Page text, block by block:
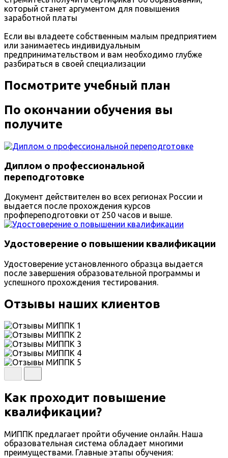
который станет аргументом для повышения
заработной платы
Если вы владеете собственным малым предприятием
или занимаетесь индивидуальным
предпринимательством и вам необходимо глубже
разбираться в своей специализации
Посмотрите учебный план
По окончании обучения вы
получите
Диплом о профессиональной
переподготовке
Документ действителен во всех регионах России и
выдается после прохождения курсов
профпереподготовки от 250 часов и выше.
Удостоверение о повышении квалификации
Удостоверение установленного образца выдается
после завершения образовательной программы и
успешного прохождения тестирования.
Отзывы наших клиентов
Как проходит повышение
квалификации?
МИППК предлагает пройти обучение онлайн. Наша
образовательная система обладает многими
преимуществами. Главные этапы обучения: